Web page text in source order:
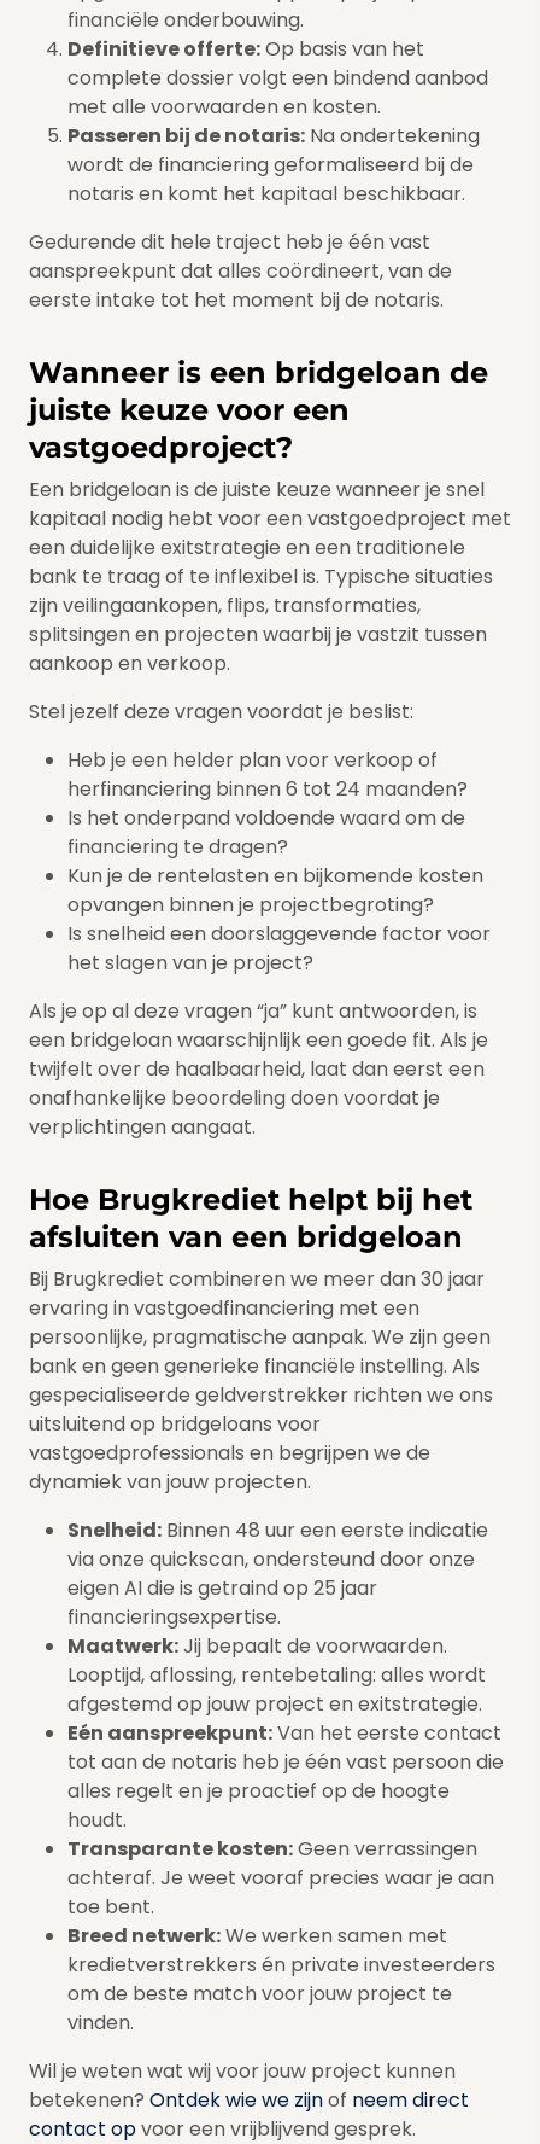
financiële onderbouwing.
Definitieve offerte:Op basis van het
complete dossier volgt een bindend aanbod
met alle voorwaarden en kosten.
Passeren bij de notaris: Na ondertekening
wordt de financiering geformaliseerd bij de
notaris en komt het kapitaal beschikbaar.
Gedurende dit hele traject heb je één vast
aanspreekpunt dat alles coördineert, van de
eerste intake tot het moment bij de notaris.
Wanneer is een bridgeloan de
juiste keuze voor een
vastgoedproject?
Een bridgeloan is de juiste keuze wanneer je snel
kapitaal nodig hebt voor een vastgoedproject met
een duidelijke exitstrategie en een traditionele
bank te traag of te inflexibel is. Typische situaties
zijn veilingaankopen, flips, transformaties,
splitsingen en projecten waarbij je vastzit tussen
aankoop en verkoop.
Stel jezelf deze vragen voordat je beslist:
Heb je een helder plan voor verkoop of
herfinanciering binnen 6 tot 24 maanden?
Is het onderpand voldoende waard om de
financiering te dragen?
Kun je de rentelasten en bijkomende kosten
opvangen binnen je projectbegroting?
Is snelheid een doorslaggevende factor voor
het slagen van je project?
Als je op al deze vragen “ja” kunt antwoorden, is
een bridgeloan waarschijnlijk een goede fit. Als je
twijfelt over de haalbaarheid, laat dan eerst een
onafhankelijke beoordeling doen voordat je
verplichtingen aangaat.
Hoe Brugkrediet helpt bij het
afsluiten van een bridgeloan
Bij Brugkrediet combineren we meer dan 30 jaar
ervaring in vastgoedfinanciering met een
persoonlijke, pragmatische aanpak. We zijn geen
bank en geen generieke financiële instelling. Als
gespecialiseerde geldverstrekker richten we ons
uitsluitend op bridgeloans voor
vastgoedprofessionals en begrijpen we de
dynamiek van jouw projecten.
Snelheid: Binnen 48 uur een eerste indicatie
via onze quickscan, ondersteund door onze
eigen AI die is getraind op 25 jaar
financieringsexpertise.
Maatwerk:Jij bepaalt de voorwaarden.
Looptijd, aflossing, rentebetaling: alles wordt
afgestemd op jouw project en exitstrategie.
Eén aanspreekpunt:Van het eerste contact
tot aan de notaris heb je één vast persoon die
alles regelt en je proactief op de hoogte
houdt.
Transparante kosten:Geen verrassingen
achteraf. Je weet vooraf precies waar je aan
toe bent.
Breed netwerk:We werken samen met
kredietverstrekkers én private investeerders
om de beste match voor jouw project te
vinden.
Wil je weten wat wij voor jouw project kunnen
betekenen? Ontdek wie we zijnof neem direct
contact opvoor een vrijblijvend gesprek.